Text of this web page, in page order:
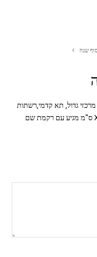
שנה
מרכזי גדול, תא קדמי,רשתות
צד, 2 ידיות נשיאה גב ורצועות מרופדים X 10 X 25 X 32 ס"מ מגיע עם רקמת שם